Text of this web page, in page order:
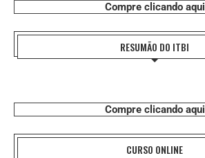
Compre clicando aqui
RESUMÃO DO ITBI
Compre clicando aqui
CURSO ONLINE